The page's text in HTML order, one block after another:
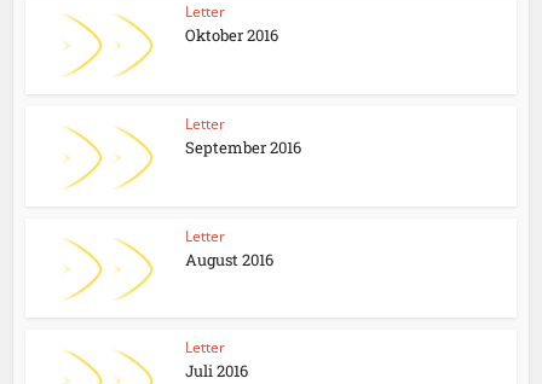
Letter
Oktober 2016
Letter
September 2016
Letter
August 2016
Letter
Juli 2016